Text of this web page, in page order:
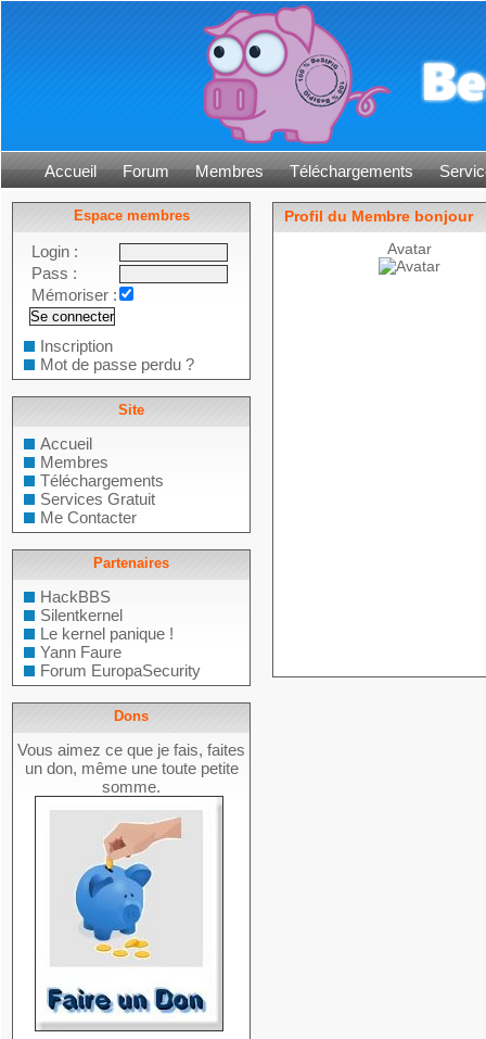
Accueil Forum Membres Téléchargements
Espace membres
Login :
Pass :
Mémoriser :
Inscription
Mot de passe perdu ?
Site
Accueil
Membres
Téléchargements
Services Gratuit
Me Contacter
Partenaires
HackBBS
Silentkernel
Le kernel panique !
Yann Faure
Forum EuropaSecurity
Dons
Vous aimez ce que je fais, faites
un don, même une toute petite
somme.
Profil du Membre bonjour
Avatar